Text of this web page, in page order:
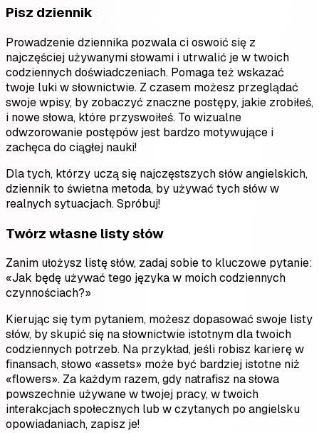
Pisz dziennik
Prowadzenie dziennika pozwala ci oswoić się z
najczęściej używanymi słowami i utrwalić je w twoich
codziennych doświadczeniach. Pomaga też wskazać
twoje luki w słownictwie. Z czasem możesz przeglądać
swoje wpisy, by zobaczyć znaczne postępy, jakie zrobiłeś,
i nowe słowa, które przyswoiłeś. To wizualne
odwzorowanie postępów jest bardzo motywujące i
zachęca do ciągłej nauki!
Dla tych, którzy uczą się najczęstszych słów angielskich,
dziennik to świetna metoda, by używać tych słów w
realnych sytuacjach. Spróbuj!
Twórz własne listy słów
Zanim ułożysz listę słów, zadaj sobie to kluczowe pytanie:
«Jak będę używać tego języka w moich codziennych
czynnościach?»
Kierując się tym pytaniem, możesz dopasować swoje listy
słów, by skupić się na słownictwie istotnym dla twoich
codziennych potrzeb. Na przykład, jeśli robisz karierę w
finansach, słowo «assets» może być bardziej istotne niż
«flowers». Za każdym razem, gdy natrafisz na słowa
powszechnie używane w twojej pracy, w twoich
interakcjach społecznych lub w czytanych po angielsku
opowiadaniach, zapisz je!